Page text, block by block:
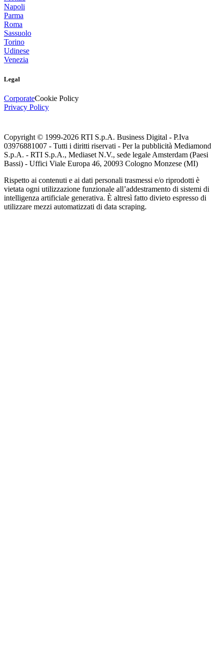
Napoli
Parma
Roma
Sassuolo
Torino
Udinese
Venezia
Legal
CorporateCookie Policy
Privacy Policy
Copyright © 1999-2026 RTI S.p.A. Business Digital - P.Iva
03976881007 - Tutti i diritti riservati - Per la pubblicità Mediamond
S.p.A. - RTI S.p.A., Mediaset N.V., sede legale Amsterdam (Paesi
Bassi) - Uffici Viale Europa 46, 20093 Cologno Monzese (MI)
Rispetto ai contenuti e ai dati personali trasmessi e/o riprodotti è
vietata ogni utilizzazione funzionale all’addestramento di sistemi di
intelligenza artificiale generativa. È altresì fatto divieto espresso di
utilizzare mezzi automatizzati di data scraping.